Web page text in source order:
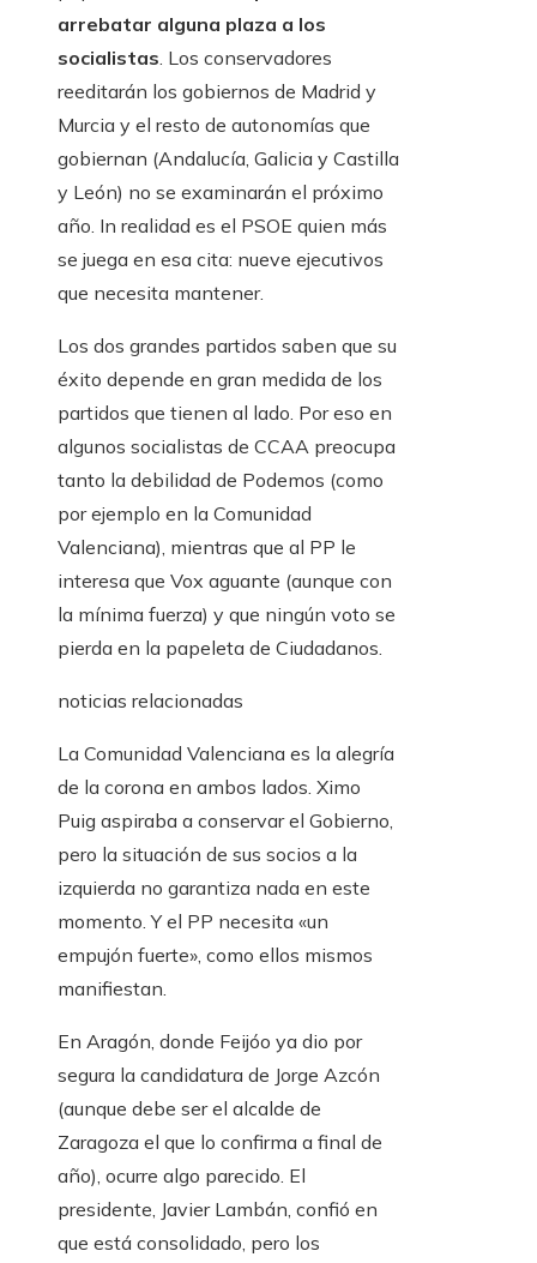
arrebatar alguna plaza a los
socialistas. Los conservadores
reeditarán los gobiernos de Madrid y
Murcia y el resto de autonomías que
gobiernan (Andalucía, Galicia y Castilla
y León) no se examinarán el próximo
año. In realidad es el PSOE quien más
se juega en esa cita: nueve ejecutivos
que necesita mantener.
Los dos grandes partidos saben que su
éxito depende en gran medida de los
partidos que tienen al lado. Por eso en
algunos socialistas de CCAA preocupa
tanto la debilidad de Podemos (como
por ejemplo en la Comunidad
Valenciana), mientras que al PP le
interesa que Vox aguante (aunque con
la mínima fuerza) y que ningún voto se
pierda en la papeleta de Ciudadanos.
noticias relacionadas
La Comunidad Valenciana es la alegría
de la corona en ambos lados. Ximo
Puig aspiraba a conservar el Gobierno,
pero la situación de sus socios a la
izquierda no garantiza nada en este
momento. Y el PP necesita «un
empujón fuerte», como ellos mismos
manifiestan.
En Aragón, donde Feijóo ya dio por
segura la candidatura de Jorge Azcón
(aunque debe ser el alcalde de
Zaragoza el que lo confirma a final de
año), ocurre algo parecido. El
presidente, Javier Lambán, confió en
que está consolidado, pero los